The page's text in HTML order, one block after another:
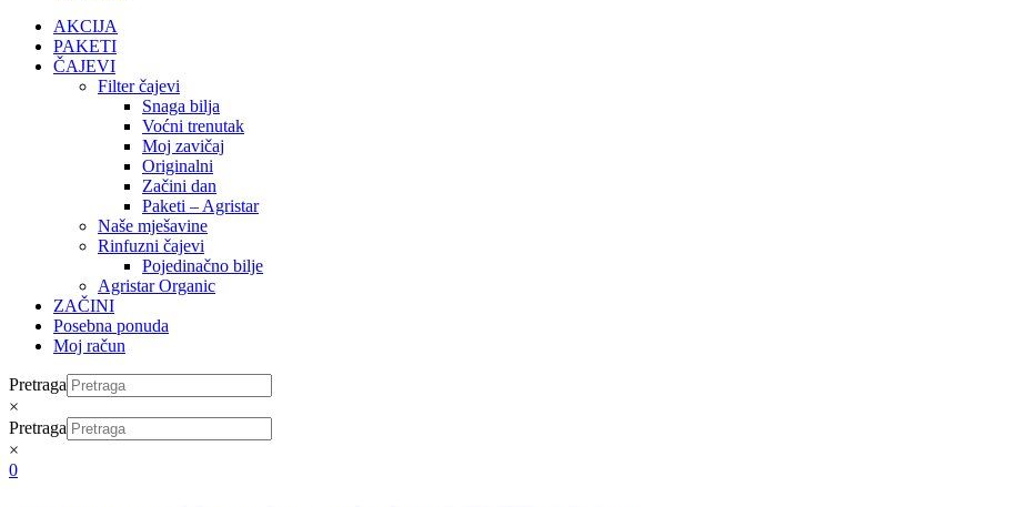
AKCIJA
PAKETI
ČAJEVI
Filter čajevi
Snaga bilja
Voćni trenutak
Moj zavičaj
Originalni
Začini dan
Paketi – Agristar
Naše mješavine
Rinfuzni čajevi
Pojedinačno bilje
Agristar Organic
ZAČINI
Posebna ponuda
Moj račun
Pretraga
×
Pretraga
×
0